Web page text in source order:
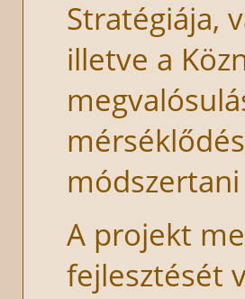
Stratégiája,
illetve a
A projekt
fejlesztését